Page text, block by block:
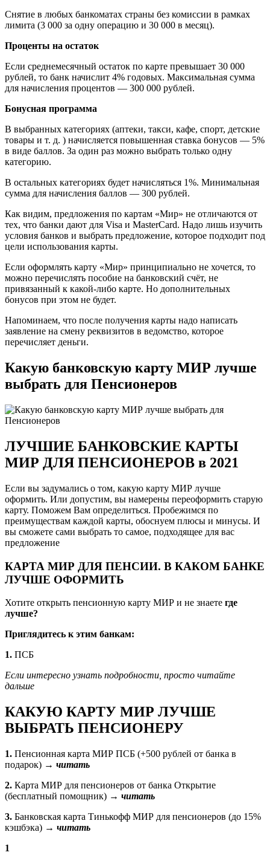
Снятие в любых банкоматах страны без комиссии в рамках
лимита (3 000 за одну операцию и 30 000 в месяц).
Проценты на остаток
Если среднемесячный остаток по карте превышает 30 000
рублей, то банк начислит 4% годовых. Максимальная сумма
для начисления процентов — 300 000 рублей.
Бонусная программа
В выбранных категориях (аптеки, такси, кафе, спорт, детские
товары и т. д. ) начисляется повышенная ставка бонусов — 5%
в виде баллов. За один раз можно выбрать только одну
категорию.
В остальных категориях будет начисляться 1%. Минимальная
сумма для начисления баллов — 300 рублей.
Как видим, предложения по картам «Мир» не отличаются от
тех, что банки дают для Visa и MasterCard. Надо лишь изучить
условия банков и выбрать предложение, которое подходит под
цели использования карты.
Если оформлять карту «Мир» принципиально не хочется, то
можно перечислять пособие на банковский счёт, не
привязанный к какой-либо карте. Но дополнительных
бонусов при этом не будет.
Напоминаем, что после получения карты надо написать
заявление на смену реквизитов в ведомство, которое
перечисляет деньги.
Какую банковскую карту МИР лучше
выбрать для Пенсионеров
ЛУЧШИЕ БАНКОВСКИЕ КАРТЫ
МИР ДЛЯ ПЕНСИОНЕРОВ в 2021
Если вы задумались о том, какую карту МИР лучше
оформить. Или допустим, вы намерены переоформить старую
карту. Поможем Вам определиться. Пробежимся по
преимуществам каждой карты, обоснуем плюсы и минусы. И
вы сможете сами выбрать то самое, подходящее для вас
предложение
КАРТА МИР ДЛЯ ПЕНСИИ. В КАКОМ БАНКЕ
ЛУЧШЕ ОФОРМИТЬ
Хотите открыть пенсионную карту МИР и не знаете где
лучше?
Приглядитесь к этим банкам:
1. ПСБ
Если интересно узнать подробности, просто читайте
дальше
КАКУЮ КАРТУ МИР ЛУЧШЕ
ВЫБРАТЬ ПЕНСИОНЕРУ
1. Пенсионная карта МИР ПСБ (+500 рублей от банка в
подарок) → читать
2. Карта МИР для пенсионеров от банка Открытие
(бесплатный помощник) → читать
3. Банковская карта Тинькофф МИР для пенсионеров (до 15%
кэшбэка) → читать
1